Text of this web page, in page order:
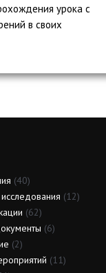
урока с
в своих
(40)
(12)
(62)
(6)
(2)
(11)